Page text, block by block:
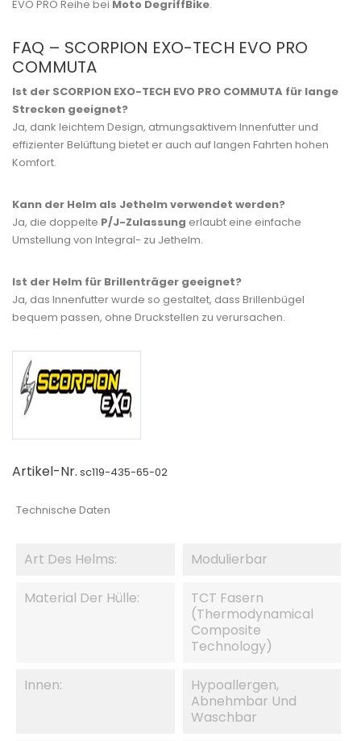
EVO PRO Reihe bei Moto DegriffBike.
FAQ – SCORPION EXO-TECH EVO PRO
COMMUTA
Ist der SCORPION EXO-TECH EVO PRO COMMUTA für lange
Strecken geeignet?
Ja, dank leichtem Design, atmungsaktivem Innenfutter und
effizienter Belüftung bietet er auch auf langen Fahrten hohen
Komfort.
Kann der Helm als Jethelm verwendet werden?
Ja, die doppelte P/J-Zulassung erlaubt eine einfache
Umstellung von Integral- zu Jethelm.
Ist der Helm für Brillenträger geeignet?
Ja, das Innenfutter wurde so gestaltet, dass Brillenbügel
bequem passen, ohne Druckstellen zu verursachen.
Artikel-Nr. sc119-435-65-02
Technische Daten
Art Des Helms: Modulierbar
Material Der Hülle:
TCT Fasern
(Thermodynamical
Composite
Technology)
Innen:
Hypoallergen,
Abnehmbar Und
Waschbar